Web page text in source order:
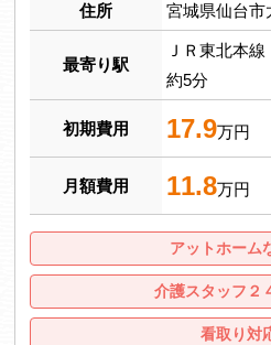
住所 宮城県仙台市
最寄り駅
ＪＲ東北本
約5分
初期費用 17.9万円
月額費用 11.8万円
アットホーム
介護スタッフ２
看取り対